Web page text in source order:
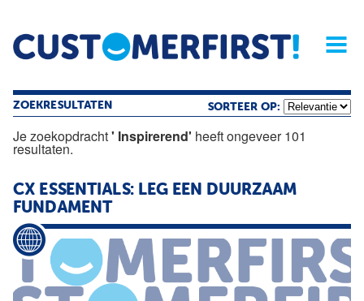
Home Opinie Archief
Magazine
ZOEKRESULTATEN SORTEER OP:
Je zoekopdracht' Inspirerend' heeft ongeveer 101
resultaten.
CX ESSENTIALS: LEG EEN DUURZAAM
FUNDAMENT